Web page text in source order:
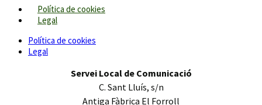
Política de cookies
Legal
Política de cookies
Legal
Servei Local de Comunicació
C. Sant Lluís, s/n
Antiga Fàbrica El Forroll